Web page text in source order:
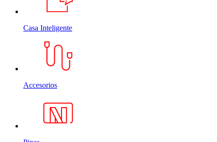
Casa Inteligente
Accesorios